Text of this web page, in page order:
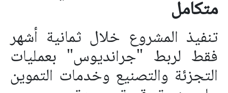
متكامل
تنفيذ المشروع خلال ثمانية أشهر
فقط لربط "جرانديوس" بعمليات
التجزئة والتصنيع وخدمات التموين